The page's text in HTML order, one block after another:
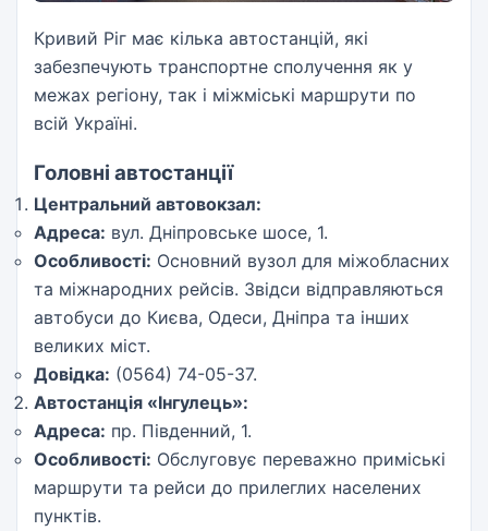
Кривий Ріг має кілька автостанцій, які
забезпечують транспортне сполучення як у
межах регіону, так і міжміські маршрути по
всій Україні.
Головні автостанції
Центральний автовокзал:
Адреса: вул. Дніпровське шосе, 1.
Особливості: Основний вузол для міжобласних
та міжнародних рейсів. Звідси відправляються
автобуси до Києва, Одеси, Дніпра та інших
великих міст.
Довідка: (0564) 74-05-37.
Автостанція «Інгулець»:
Адреса: пр. Південний, 1.
Особливості: Обслуговує переважно приміські
маршрути та рейси до прилеглих населених
пунктів.